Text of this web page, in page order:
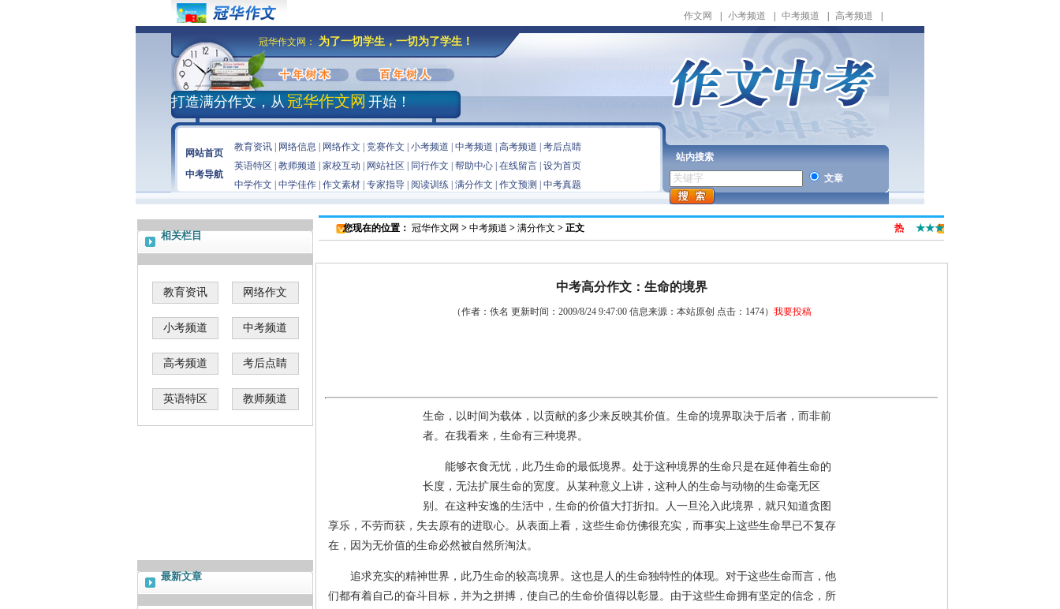
作文网 小考频道 中考频道 高考频道
冠华作文网： 为了一切学生，一切为了学生！
打造满分作文，从 冠华作文网 开始！
网站首页
中考导航
教育资讯| 网络信息 网络作文 竞赛作文 小考频道 中考频道 高考频道
考后点睛
英语特区
教师频道 家校互动 网站社区 同行作文 帮助中心| 在线留言| 设为首页
中学作文
中学佳作| 作文素材| 专家指导| 阅读训练| 满分作文 作文预测 中考真题
站内搜索
文章
相关栏目
教育资讯 网络作文
小考频道 中考频道
高考频道 考后点睛
英语特区 教师频道
最新文章
您现在的位置： 冠华作文网 > 中考频道 > 满分作文 > 正文 热 ★★★
中考高分作文：生命的境界
（作者：佚名 更新时间：2009/8/24 9:47:00 信息来源：本站原创 点击： 1474） 我要投稿
生命，以时间为载体，以贡献的多少来反映其价值。生命的境界取决于后者，而非前
者。在我看来，生命有三种境界。
能够衣食无忧，此乃生命的最低境界。处于这种境界的生命只是在延伸着生命的
长度，无法扩展生命的宽度。从某种意义上讲，这种人的生命与动物的生命毫无区
别。在这种安逸的生活中，生命的价值大打折扣。人一旦沦入此境界，就只知道贪图
享乐，不劳而获，失去原有的进取心。从表面上看，这些生命仿佛很充实，而事实上这些生命早已不复存
在，因为无价值的生命必然被自然所淘汰。
追求充实的精神世界，此乃生命的较高境界。这也是人的生命独特性的体现。对于这些生命而言，他
们都有着自己的奋斗目标，并为之拼搏，使自己的生命价值得以彰显。由于这些生命拥有坚定的信念，所